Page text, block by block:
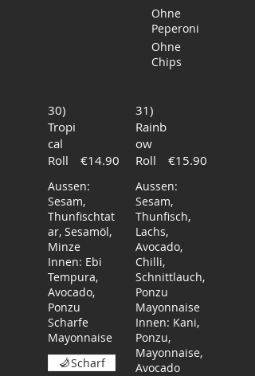
Ohne
Peperoni
Ohne
Chips
30)
Tropi
cal
Roll
Aussen:
Sesam,
Thunfischtat
ar, Sesamöl,
Minze
Innen: Ebi
Tempura,
Avocado,
Ponzu
Scharfe
Mayonnaise
€14.90
Scharf
31)
Rainb
ow
Roll
Aussen:
Sesam,
Thunfisch,
Lachs,
Avocado,
Chilli,
Schnittlauch,
Ponzu
Mayonnaise
Innen: Kani,
Ponzu,
Mayonnaise,
Avocado
€15.90